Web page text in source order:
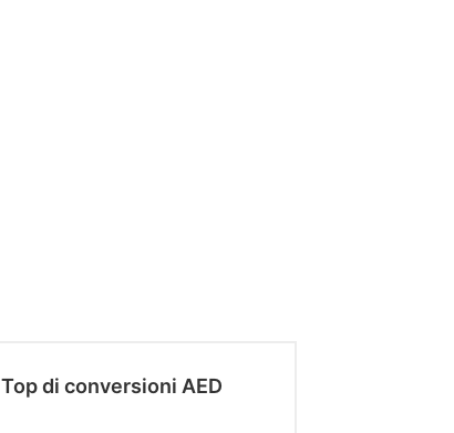
Top di conversioni AED